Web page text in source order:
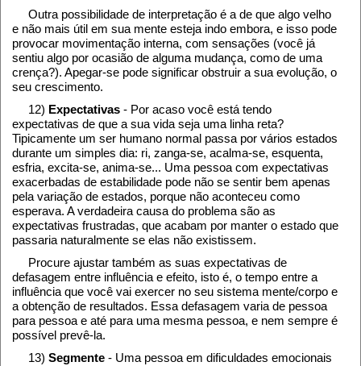
Outra possibilidade de interpretação é a de que algo velho
e não mais útil em sua mente esteja indo embora, e isso pode
provocar movimentação interna, com sensações (você já
sentiu algo por ocasião de alguma mudança, como de uma
crença?). Apegar-se pode significar obstruir a sua evolução, o
seu crescimento.
12) Expectativas - Por acaso você está tendo
expectativas de que a sua vida seja uma linha reta?
Tipicamente um ser humano normal passa por vários estados
durante um simples dia: ri, zanga-se, acalma-se, esquenta,
esfria, excita-se, anima-se... Uma pessoa com expectativas
exacerbadas de estabilidade pode não se sentir bem apenas
pela variação de estados, porque não aconteceu como
esperava. A verdadeira causa do problema são as
expectativas frustradas, que acabam por manter o estado que
passaria naturalmente se elas não existissem.
Procure ajustar também as suas expectativas de
defasagem entre influência e efeito, isto é, o tempo entre a
influência que você vai exercer no seu sistema mente/corpo e
a obtenção de resultados. Essa defasagem varia de pessoa
para pessoa e até para uma mesma pessoa, e nem sempre é
possível prevê-la.
13) Segmente - Uma pessoa em dificuldades emocionais